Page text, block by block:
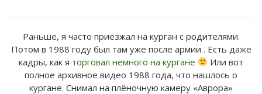
Раньше, я часто приезжал на курган с родителями.
Потом в 1988 году был там уже после армии . Есть даже
кадры, как я торговал немного на кургане
Или вот
полное архивное видео 1988 года, что нашлось о
кургане. Снимал на плёночную камеру «Аврора»